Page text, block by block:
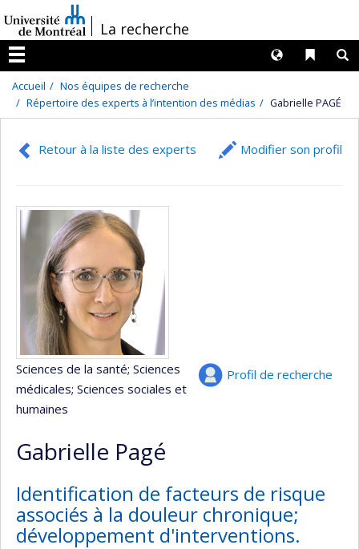
au
contenu
/La recherche
Menu
Liens
Langues
Accueil
Nos équipes de recherche
Répertoire des experts à l’intention des médias
Gabrielle PAGÉ
Retour à la liste des experts Modifier son profil
Profil de recherche
Sciences de la santé; Sciences
médicales; Sciences sociales et
humaines
Gabrielle Pagé
Identification de facteurs de risque
associés à la douleur chronique;
développement d'interventions.